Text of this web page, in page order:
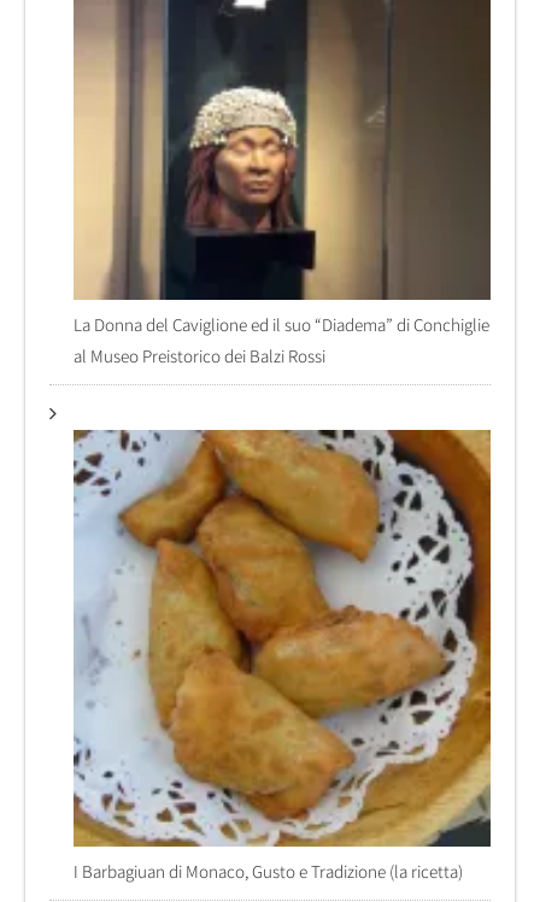
La Donna del Caviglione ed il suo “Diadema” di Conchiglie
al Museo Preistorico dei Balzi Rossi
I Barbagiuan di Monaco, Gusto e Tradizione (la ricetta)